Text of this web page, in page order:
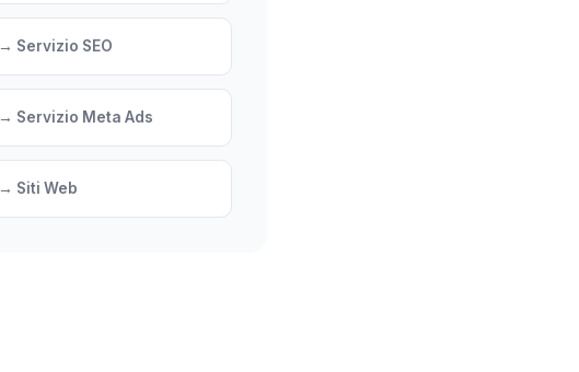
→ Servizio SEO
→ Servizio Meta Ads
→ Siti Web